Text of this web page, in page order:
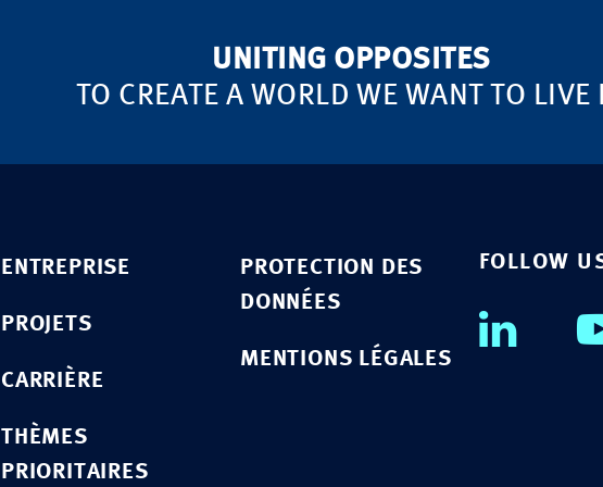
UNITING OPPOSITES
TO CREATE A WORLD WE WANT TO LIVE
ENTREPRISE
PROJETS
CARRIÈRE
THÈMES
PRIORITAIRES
PROTECTION DES
DONNÉES
MENTIONS LÉGALES
FOLLOW